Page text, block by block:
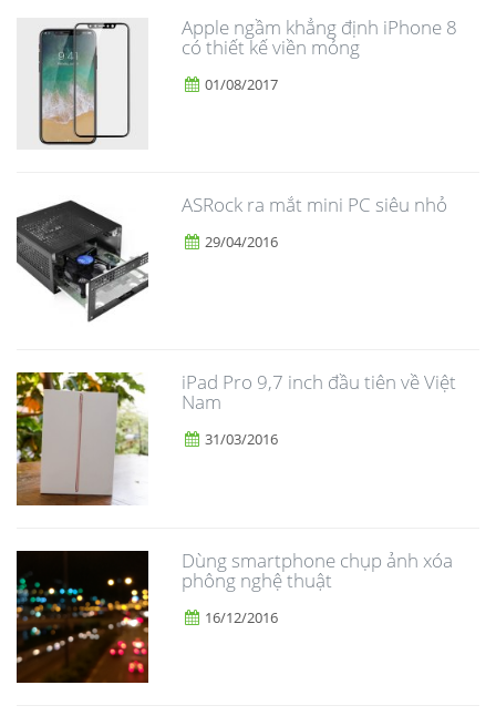
Apple ngầm khẳng định iPhone 8
có thiết kế viền mỏng
01/08/2017
ASRock ra mắt mini PC siêu nhỏ
29/04/2016
iPad Pro 9,7 inch đầu tiên về Việt
Nam
31/03/2016
Dùng smartphone chụp ảnh xóa
phông nghệ thuật
16/12/2016